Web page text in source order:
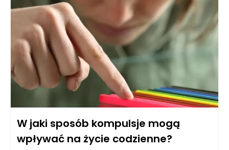
i odsłonięcia zębiny, co z kolei zwiększa ryzyko nadwrażliwości
zębów na zimno. Odsłonięta zębina ma wiele mikroskopijnych
kanalików, które prowadzą do nerwów zębowych, a w
kontakcie z zimnym bodźcem mogą wywołać nieprzyjemne
doznania.
W jaki sposób kompulsje mogą
wpływać na życie codzienne?